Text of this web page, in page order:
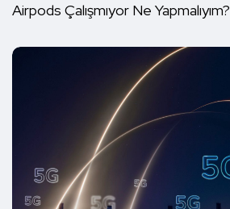
Airpods Çalışmıyor Ne Yapmalıyım?